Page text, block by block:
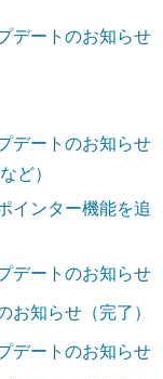
デートのお知らせ
デートのお知らせ
ど）
インター機能を追
デートのお知らせ
お知らせ（完了）
デートのお知らせ